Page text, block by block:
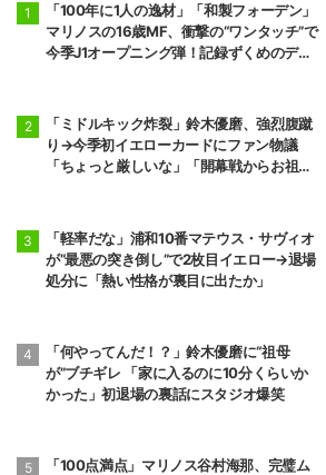
「100年に1人の逸材」「和製フォーデン」
マリノスの16歳MF、衝撃の“ワンタッチ”で
今季J1オープニング弾！記録ずくめのデビ
「ミドルキック炸裂」鈴木優磨、強烈腹蹴
り→今季初イエローカードにファン物議
「ちょっと厳しいな」「開幕戦からお祖母
「軽率だな」浦和10番マテウス・サヴィオ
が“最悪の突き倒し”で2枚目イエロー→退場
処分に「熱い性格が裏目に出たか」
「何やってんだ！？」鈴木優磨に“祖母
が”ブチギレ 「家に入るのに10分くらいか
かった」初退場の裏話にスタジオ爆笑
「100点満点」マリノス谷村海那、完璧ム